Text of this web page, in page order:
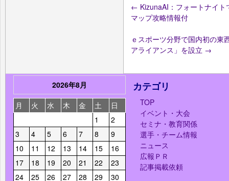
← KizunaAI：フォートナイ
マップ攻略情報付
ｅスポーツ分野で国内初の東
アライアンス」を設立 →
2026年8月
月
火 水 木 金 土
日
1
2
3
4 5 6 7 8
9
10
11 12 13 14 15
16
17
18 19 20 21 22
23
24
25 26 27 28 29
30
カテゴリ
TOP
イベント・大会
セミナ・教育関係
選手・チーム情報
ニュース
広報ＰＲ
記事掲載依頼